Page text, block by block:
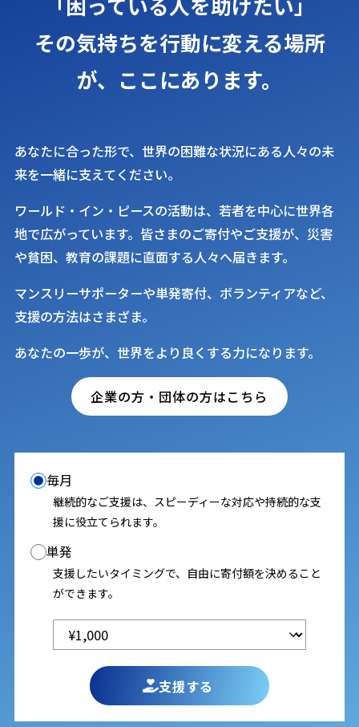
その気持ちを行動に変える場所
が、 ここにあります。
あなたに合った形で、世界の困難な状況にある人々の未
来を一緒に支えてください。
ワールド・イン・ピースの活動は、若者を中心に世界各
地で広がっています。皆さまのご寄付やご支援が、災害
や貧困、教育の課題に直面する人々へ届きます。
マンスリーサポーターや単発寄付、ボランティアなど、
支援の方法はさまざま。
あなたの一歩が、世界をより良くする力になります。
企業の方・団体の方はこちら
毎月
継続的なご支援は、スピーディーな対応や持続的な支
援に役立てられます。
単発
支援したいタイミングで、自由に寄付額を決めること
ができます。
支援する